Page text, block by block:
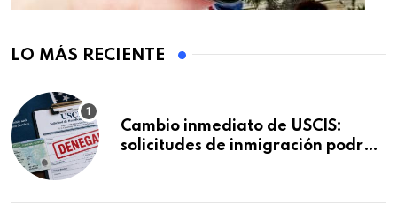
LO MÁS RECIENTE
Cambio inmediato de USCIS:
solicitudes de inmigración podrán